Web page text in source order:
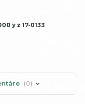
y z 17-0133
0